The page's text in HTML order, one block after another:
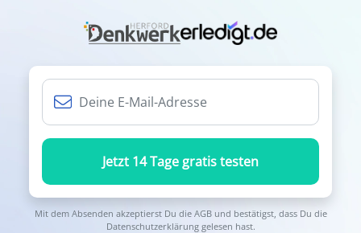
Jetzt 14 Tage gratis testen
Mit dem Absenden akzeptierst Du die AGBund bestätigst, dass Du die
Datenschutzerklärunggelesen hast.